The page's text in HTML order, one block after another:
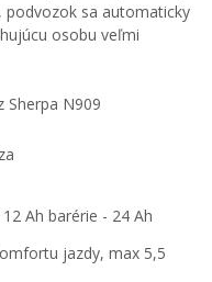
podvozok sa automaticky
osobu veľmi
Sherpa N909
Ah barérie - 24 Ah
jazdy, max 5,5